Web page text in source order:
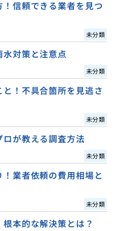
信頼できる業者を見つ
未分類
対策と注意点
未分類
！不具合箇所を見逃さ
未分類
が教える調査方法
未分類
業者依頼の費用相場と
未分類
本的な解決策とは？